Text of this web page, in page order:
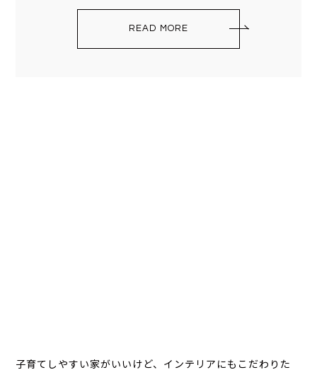
READ MORE
子育てしやすい家がいいけど、インテリアにもこだわりた